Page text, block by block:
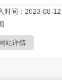
时间：2023-08-12
网站详情